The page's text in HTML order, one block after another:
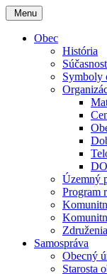
Menu
Obec
História
Symboly
Územný
Program
Združenia
Samospráva
Obecný
Starosta